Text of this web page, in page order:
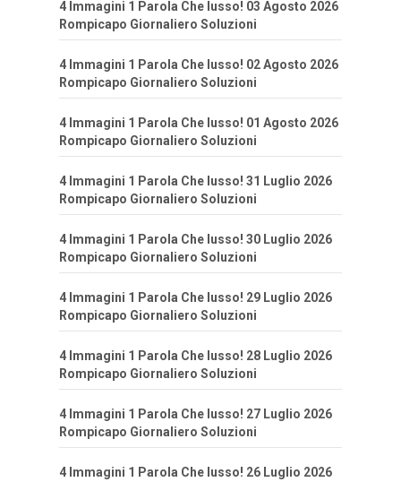
4 Immagini 1 Parola Che lusso! 03 Agosto 2026
Rompicapo Giornaliero Soluzioni
4 Immagini 1 Parola Che lusso! 02 Agosto 2026
Rompicapo Giornaliero Soluzioni
4 Immagini 1 Parola Che lusso! 01 Agosto 2026
Rompicapo Giornaliero Soluzioni
4 Immagini 1 Parola Che lusso! 31 Luglio 2026
Rompicapo Giornaliero Soluzioni
4 Immagini 1 Parola Che lusso! 30 Luglio 2026
Rompicapo Giornaliero Soluzioni
4 Immagini 1 Parola Che lusso! 29 Luglio 2026
Rompicapo Giornaliero Soluzioni
4 Immagini 1 Parola Che lusso! 28 Luglio 2026
Rompicapo Giornaliero Soluzioni
4 Immagini 1 Parola Che lusso! 27 Luglio 2026
Rompicapo Giornaliero Soluzioni
4 Immagini 1 Parola Che lusso! 26 Luglio 2026